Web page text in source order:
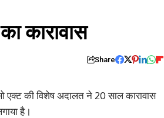
कारावास
Share
एक्ट की विशेष अदालत ने 20 साल कारावास
है।